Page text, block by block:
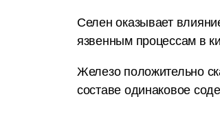
Селен оказывает
язвенным процессам в
Железо положительно
составе одинаковое